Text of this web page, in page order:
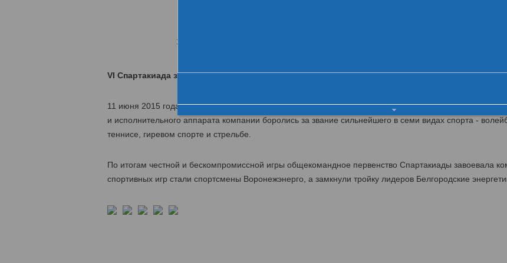
За день до старта
VI Спартакиада завершилась победой липецких энергетиков МРСК Центра
11 июня 2015 года завершилась VI Спартакиада энергетиков МРСК Центра. В течение двух дней 500
и исполнительного аппарата компании боролись за звание сильнейшего в семи видах спорта -
теннисе, гиревом спорте и стрельбе.
По итогам честной и бескомпромиссной игры общекомандное первенство Спартакиады завоевала
спортивных игр стали спортсмены Воронежэнерго, а замкнули тройку лидеров Белгородские